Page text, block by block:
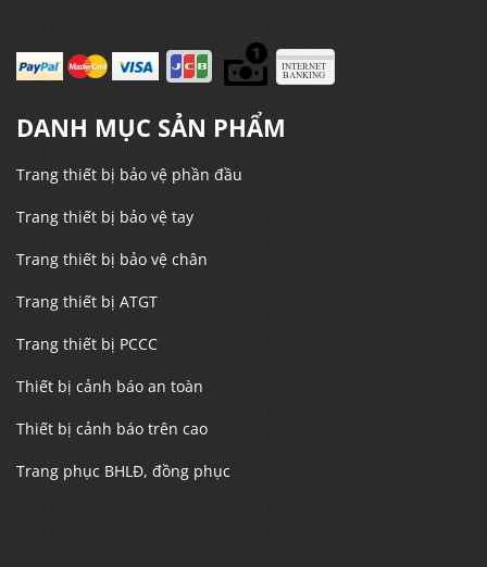
DANH MỤC SẢN PHẨM
Trang thiết bị bảo vệ phần đầu
Trang thiết bị bảo vệ tay
Trang thiết bị bảo vệ chân
Trang thiết bị ATGT
Trang thiết bị PCCC
Thiết bị cảnh báo an toàn
Thiết bị cảnh báo trên cao
Trang phục BHLĐ, đồng phục